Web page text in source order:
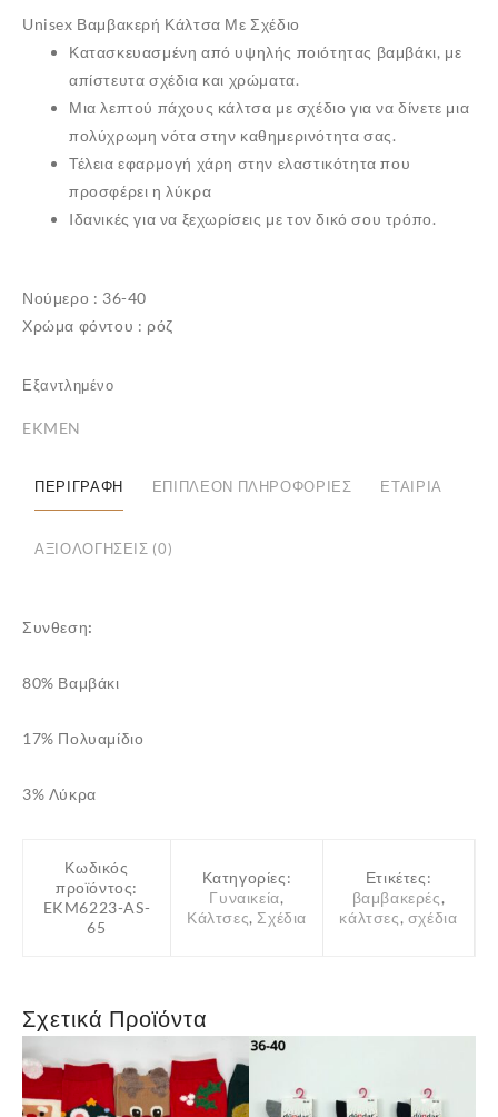
Unisex Βαμβακερή Κάλτσα Με Σχέδιο
Κατασκευασμένη από υψηλής ποιότητας βαμβάκι, με
απίστευτα σχέδια και χρώματα.
Μια λεπτού πάχους κάλτσα με σχέδιο για να δίνετε μια
πολύχρωμη νότα στην καθημερινότητα σας.
Τέλεια εφαρμογή χάρη στην ελαστικότητα που
προσφέρει ηλύκρα
Iδανικές για να ξεχωρίσεις με τον δικό σου τρόπο.
Νούμερο : 36-40
Χρώμα φόντου : ρόζ
Εξαντλημένο
EKMEN
ΠΕΡΙΓΡΑΦΉ ΕΠΙΠΛΈΟΝ ΠΛΗΡΟΦΟΡΊΕΣ ΕΤΑΙΡΊΑ
ΑΞΙΟΛΟΓΉΣΕΙΣ (0)
Συνθεση:
80% Βαμβάκι
17% Πολυαμίδιο
3% Λύκρα
Κωδικός
προϊόντος:
EKM6223-AS-
65
Κατηγορίες:
Γυναικεία,
Κάλτσες, Σχέδια
Ετικέτες:
βαμβακερές,
κάλτσες, σχέδια
Σχετικά Προϊόντα